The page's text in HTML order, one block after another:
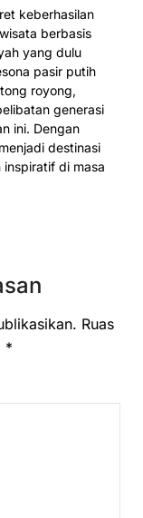
keberhasilan
berbasis
yang dulu
pasir putih
royong,
generasi
ini. Dengan
destinasi
di masa
Ruas
*